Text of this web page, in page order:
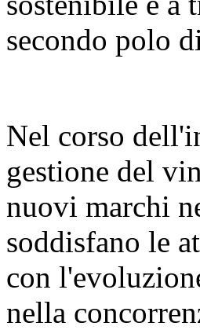
secondo polo
Nel corso
gestione del
nuovi marchi
soddisfano le
con
nella